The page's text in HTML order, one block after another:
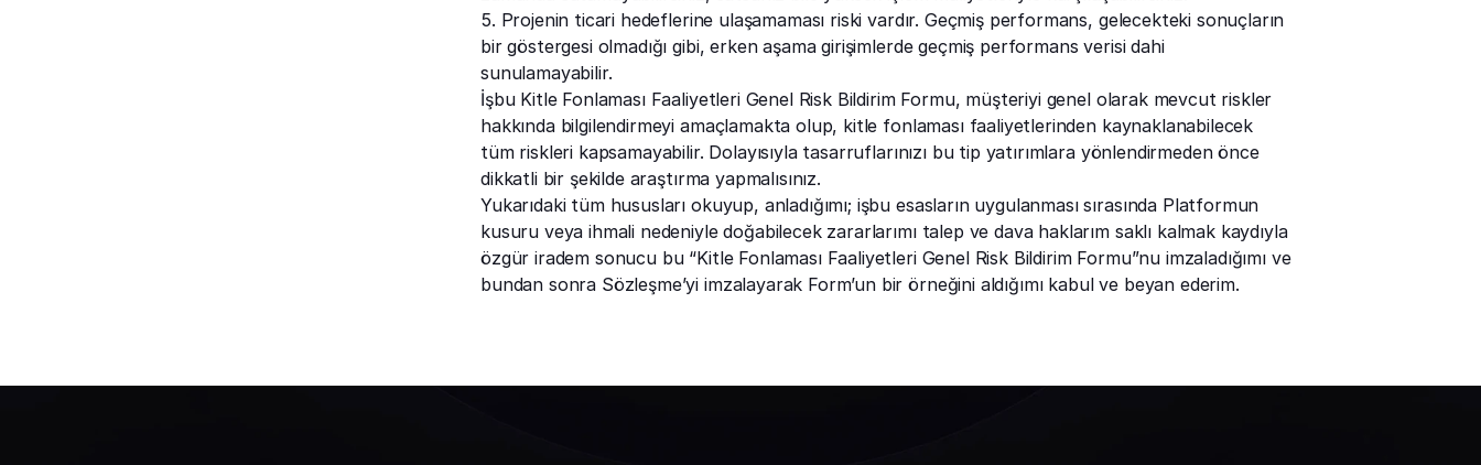
5. Projenin ticari hedeflerine ulaşamaması riski vardır. Geçmiş performans, gelecekteki sonuçların
bir göstergesi olmadığı gibi, erken aşama girişimlerde geçmiş performans verisi dahi
sunulamayabilir.
İşbu Kitle Fonlaması Faaliyetleri Genel Risk Bildirim Formu, müşteriyi genel olarak mevcut riskler
hakkında bilgilendirmeyi amaçlamakta olup, kitle fonlaması faaliyetlerinden kaynaklanabilecek
tüm riskleri kapsamayabilir. Dolayısıyla tasarruflarınızı bu tip yatırımlara yönlendirmeden önce
dikkatli bir şekilde araştırma yapmalısınız.
Yukarıdaki tüm hususları okuyup, anladığımı; işbu esasların uygulanması sırasında Platformun
kusuru veya ihmali nedeniyle doğabilecek zararlarımı talep ve dava haklarım saklı kalmak kaydıyla
özgür iradem sonucu bu “Kitle Fonlaması Faaliyetleri Genel Risk Bildirim Formu”nu imzaladığımı ve
bundan sonra Sözleşme’yi imzalayarak Form’un bir örneğini aldığımı kabul ve beyan ederim.